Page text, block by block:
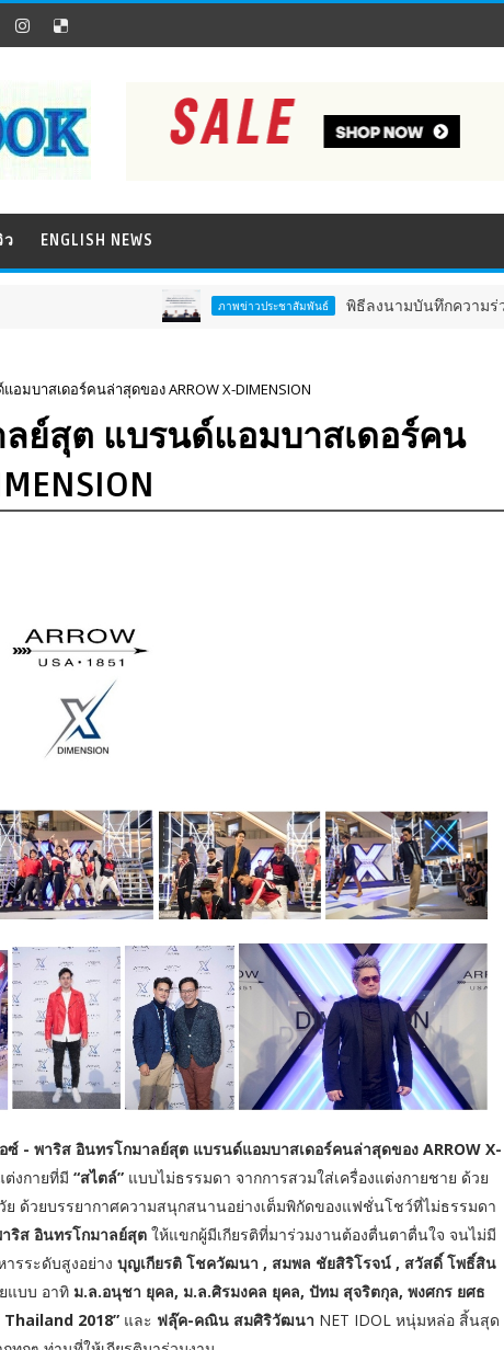
ว ENGLISH NEWS
ภาพข่าวประชาสัมพันธ์ พิธีลงนามบันทึกความร่วมมือการวิ
มบาสเดอร์คนล่าสุดของ ARROW X-DIMENSION
ย์สุต แบรนด์แอมบาสเดอร์คน
ซ์ - พาริส อินทรโกมาลย์สุต แบรนด์แอมบาสเดอร์คนล่าสุดของ ARROW X-
ต่งกายที่มี “สไตล์” แบบไม่ธรรมดา จากการสวมใส่เครื่องแต่งกายชาย ด้วย
ย ด้วยบรรยากาศความสนุกสนานอย่างเต็มพิกัดของแฟชั่นโชว์ที่ไม่ธรรมดา
ริส อินทรโกมาลย์สุต ให้แขกผู้มีเกียรติที่มาร่วมงานต้องตื่นตาตื่นใจ จนไม่มี
รระดับสูงอย่าง บุญเกียรติ โชควัฒนา , สมพล ชัยสิริโรจน์ , สวัสดิ์ โพธิ์สิน
แบบ อาทิ ม.ล.อนุชา ยุคล, ม.ล.ศิรมงคล ยุคล, ปัทม สุจริตกุล, พงศกร ยศธ
2018” และ ฟลุ๊ค-คณิน สมศิริวัฒนา NET IDOL หนุ่มหล่อ สิ้นสุด